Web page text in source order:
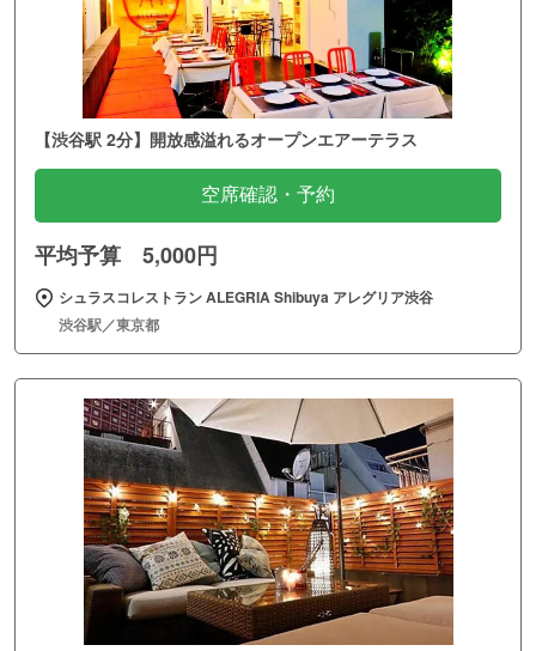
【渋谷駅 2分】開放感溢れるオープンエアーテラス
空席確認・予約
平均予算 5,000円
シュラスコレストラン ALEGRIA Shibuya アレグリア渋谷
渋谷駅／東京都